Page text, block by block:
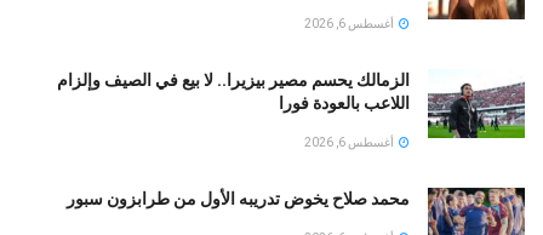
أغسطس 6, 2026
الزمالك يحسم مصير بيزيرا.. لا بيع في الصيف وإلزام
اللاعب بالعودة فورا
أغسطس 6, 2026
محمد صلاح يخوض تدريبه الأول من طرابزون سبور